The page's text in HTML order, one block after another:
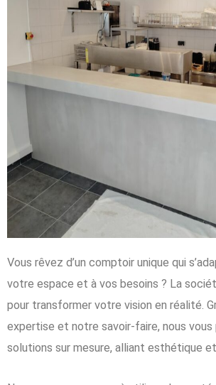
Vous rêvez d’un comptoir unique qui
votre espace et à vos besoins ? La
pour transformer votre vision en réalité.
expertise et notre savoir-faire, nous vous
solutions sur mesure, alliant esthétique